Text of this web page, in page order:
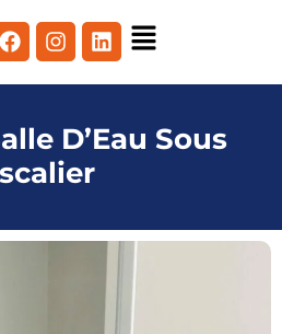
D’Eau Sous